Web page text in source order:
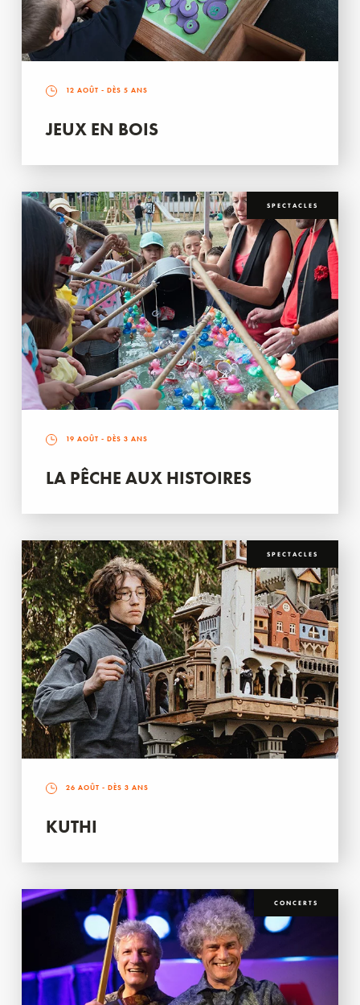
12 AOÛT - DÈS 5 ANS
JEUX EN BOIS
SPECTACLES
19 AOÛT - DÈS 3 ANS
LA PÊCHE AUX HISTOIRES
SPECTACLES
26 AOÛT - DÈS 3 ANS
KUTHI
CONCERTS